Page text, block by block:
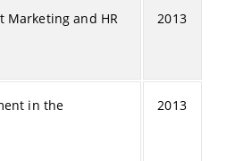
Marketing and HR
2013
in the
2013